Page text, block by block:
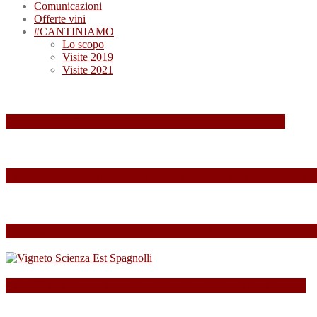
Comunicazioni
Offerte vini
#CANTINIAMO
Lo scopo
Visite 2019
Visite 2021